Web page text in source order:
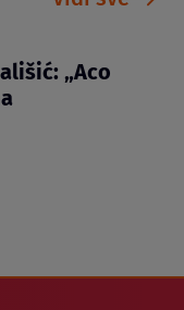
„Aco